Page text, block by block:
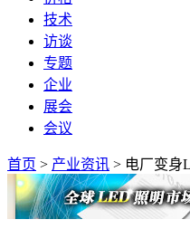
技术
访谈
专题
企业
展会
会议
首页 > 产业资讯 > 电厂变身